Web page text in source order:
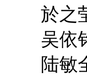
於之莹
吴依铭
陆敏全